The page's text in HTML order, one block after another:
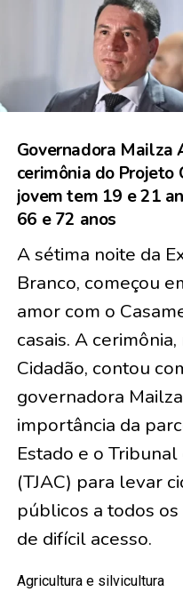
Governadora Mailza
cerimônia do Projeto
jovem tem 19 e 21
66 e 72 anos
A sétima noite da
Branco, começou
amor com o
casais. A
Cidadão, contou
governadora
importância da
Estado e o
(TJAC) para levar
públicos a todos
de difícil acesso.
Agricultura e silvicultura